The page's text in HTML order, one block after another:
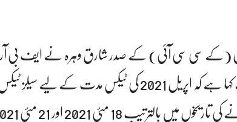
2021 کے خط کا حوالہ دیتے ہوئے کہا ہے کہ اپریل 2021 کی ٹیکس مدت